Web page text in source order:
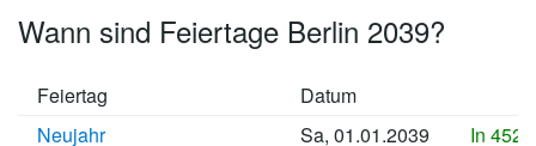
Wann sind Feiertage Berlin 2039?
Feiertag
Datum
Neujahr
Sa, 01.01.2039
In